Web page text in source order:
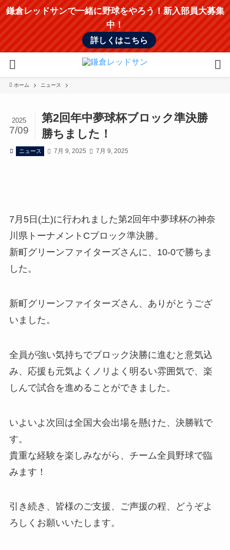
鎌倉レッドサンで一緒に野球をやろう！新入部員大募集
中！
詳しくはこちら
ホーム ニュース
第2回年中夢球杯ブロック準決勝
勝ちました！
2025
7/09
ニュース 7月 9, 2025 7月 9, 2025
7月5日(土)に行われました第2回年中夢球杯の神奈
川県トーナメントCブロック準決勝。
新町グリーンファイターズさんに、10-0で勝ちま
した。
新町グリーンファイターズさん、ありがとうござ
いました。
全員が強い気持ちでブロック決勝に進むと意気込
み、応援も元気よくノリよく明るい雰囲気で、楽
しんで試合を進めることができました。
いよいよ次回は全国大会出場を懸けた、決勝戦で
す。
貴重な経験を楽しみながら、チーム全員野球で臨
みます！
引き続き、皆様のご支援、ご声援の程、どうぞよ
ろしくお願いいたします。